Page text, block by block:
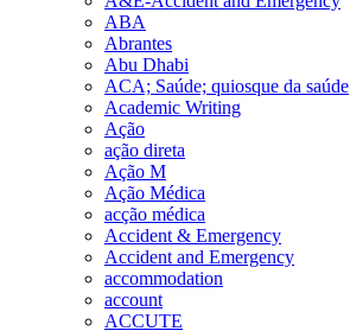
ABA
Abrantes
Abu Dhabi
ACA; Saúde; quiosque da saúde
Academic Writing
Ação
ação direta
Ação M
Ação Médica
acção médica
Accident & Emergency
Accident and Emergency
accommodation
account
ACCUTE